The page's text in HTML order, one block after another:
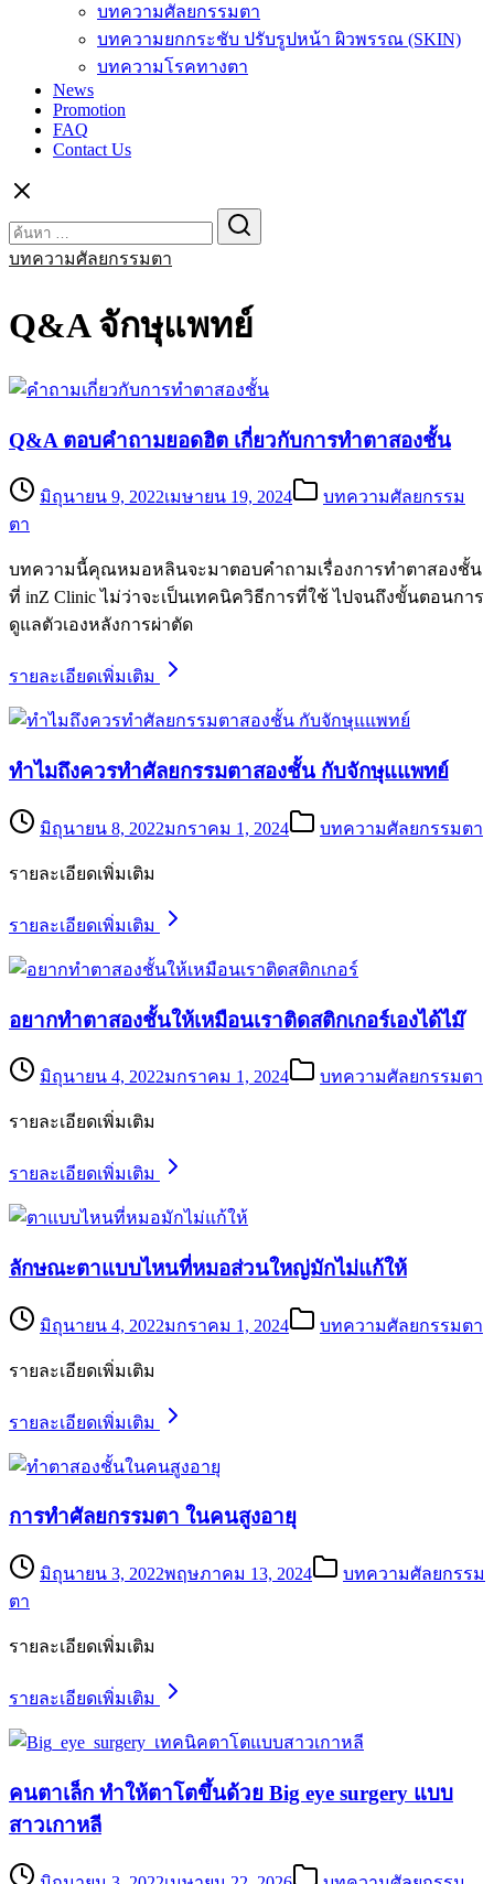
บทความศัลยกรรมตา
บทความยกกระชับ ปรับรูปหน้า ผิวพรรณ (SKIN)
บทความโรคทางตา
News
Promotion
FAQ
Contact Us
for:
บทความศัลยกรรมตา
Q&A จักษุแพทย์
Q&A ตอบคำถามยอดฮิต เกี่ยวกับการทำตาสองชั้น
มิถุนายน 9, 2022เมษายน 19, 2024
บทความศัลยกรรม
ตา
บทความนี้คุณหมอหลินจะมาตอบคำถามเรื่องการทำตาสองชั้น
ที่ inZ Clinic ไม่ว่าจะเป็นเทคนิควิธีการที่ใช้ ไปจนถึงขั้นตอนการ
ดูแลตัวเองหลังการผ่าตัด
รายละเอียดเพิ่มเติม
ทำไมถึงควรทำศัลยกรรมตาสองชั้น กับจักษุแแพทย์
มิถุนายน 8, 2022มกราคม 1, 2024 บทความศัลยกรรมตา
รายละเอียดเพิ่มเติม
รายละเอียดเพิ่มเติม
อยากทำตาสองชั้นให้เหมือนเราติดสติกเกอร์เองได้ไม๊
มิถุนายน 4, 2022มกราคม 1, 2024 บทความศัลยกรรมตา
รายละเอียดเพิ่มเติม
รายละเอียดเพิ่มเติม
ลักษณะตาแบบไหนที่หมอส่วนใหญ่มักไม่แก้ให้
มิถุนายน 4, 2022มกราคม 1, 2024 บทความศัลยกรรมตา
รายละเอียดเพิ่มเติม
รายละเอียดเพิ่มเติม
การทำศัลยกรรมตา ในคนสูงอายุ
มิถุนายน 3, 2022พฤษภาคม 13, 2024
บทความศัลยกรรม
ตา
รายละเอียดเพิ่มเติม
รายละเอียดเพิ่มเติม
คนตาเล็ก ทำให้ตาโตขึ้นด้วย Big eye surgery แบบ
สาวเกาหลี